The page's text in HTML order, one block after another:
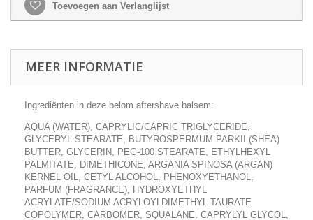
Toevoegen aan Verlanglijst
MEER INFORMATIE
Ingrediënten in deze belom aftershave balsem:
AQUA (WATER), CAPRYLIC/CAPRIC TRIGLYCERIDE,
GLYCERYL STEARATE, BUTYROSPERMUM PARKII (SHEA)
BUTTER, GLYCERIN, PEG-100 STEARATE, ETHYLHEXYL
PALMITATE, DIMETHICONE, ARGANIA SPINOSA (ARGAN)
KERNEL OIL, CETYL ALCOHOL, PHENOXYETHANOL,
PARFUM (FRAGRANCE), HYDROXYETHYL
ACRYLATE/SODIUM ACRYLOYLDIMETHYL TAURATE
COPOLYMER, CARBOMER, SQUALANE, CAPRYLYL GLYCOL,